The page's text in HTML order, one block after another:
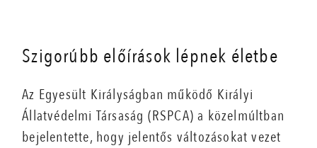
Szigorúbb előírások lépnek életbe
Az Egyesült Királyságban működő Királyi
Állatvédelmi Társaság (RSPCA) a közelmúltban
bejelentette, hogy jelentős változásokat vezet